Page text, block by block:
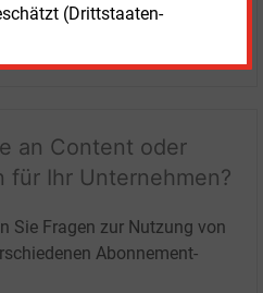
(Drittstaaten-
an Content oder
für Ihr Unternehmen?
Sie Fragen zur Nutzung von
Abonnement-